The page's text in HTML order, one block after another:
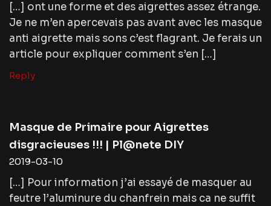
[…] ont une forme et des aigrettes assez étrange.
Je ne m’en apercevais pas avant avec les masque
anti aigrette mais sons c’est flagrant. Je ferais un
article pour expliquer comment s’en […]
Reply
Masque de Primaire pour Aigrettes
disgracieuses !!! | Pl@nete DIY
2019-03-10
[…] Pour information j’ai essayé de masquer au
feutre l’aluminure du chanfrein mais ca ne suffit